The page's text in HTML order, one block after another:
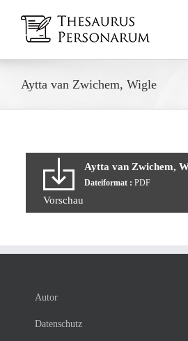
Inhalt
springen
Aytta van Zwichem, Wigle
Aytta van Zwichem,
Dateiformat : PDF
Vorschau
Autor
Datenschutz